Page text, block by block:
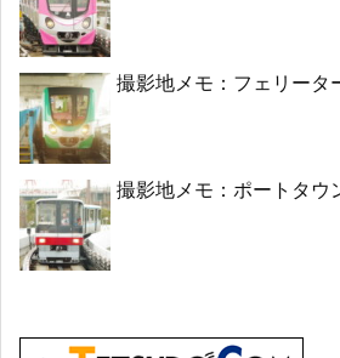
撮影地メモ：フェリータ
撮影地メモ：ポートタウ